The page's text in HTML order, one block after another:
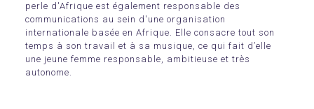
perle d'Afrique est également responsable des
communications au sein d'une organisation
internationale basée en Afrique. Elle consacre tout son
temps à son travail et à sa musique, ce qui fait d’elle
une jeune femme responsable, ambitieuse et très
autonome.